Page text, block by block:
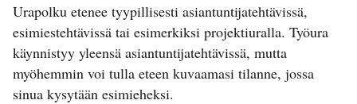
Urapolku etenee tyypillisesti asiantuntijatehtävissä,
esimiestehtävissä tai esimerkiksi projektiuralla. Työura
käynnistyy yleensä asiantuntijatehtävissä, mutta
myöhemmin voi tulla eteen kuvaamasi tilanne, jossa
sinua kysytään esimieheksi.